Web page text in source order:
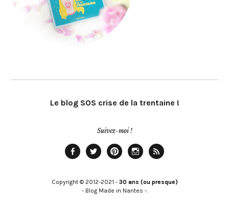
Le blog SOS crise de la trentaine !
Suivez-moi !
Copyright © 2012-2021 - 30 ans (ou presque)
- Blog Made in Nantes -